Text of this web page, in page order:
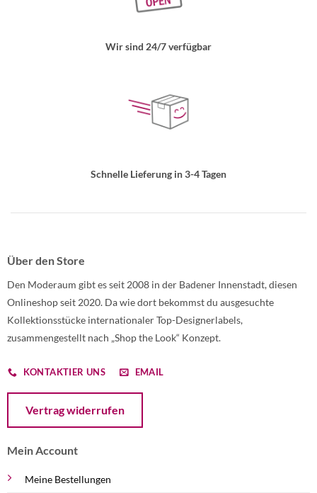
Wir sind 24/7 verfügbar
Schnelle Lieferung in 3-4 Tagen
Über den Store
Den Moderaum gibt es seit 2008 in der Badener Innenstadt, diesen
Onlineshop seit 2020. Da wie dort bekommst du ausgesuchte
Kollektionsstücke internationaler Top-Designerlabels,
zusammengestellt nach „Shop the Look“ Konzept.
KONTAKTIER UNS EMAIL
Vertrag widerrufen
Mein Account
Meine Bestellungen